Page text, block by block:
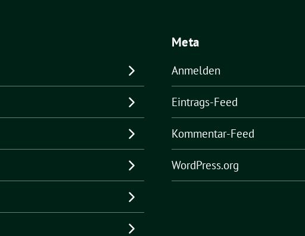
Meta
Anmelden
Eintrags-Feed
Kommentar-Feed
WordPress.org